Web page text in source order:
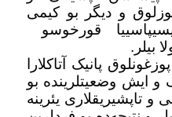
و دیگر بو کیمی
قورخوسو
بیلر .
پانیک آتاکلارا
و ایش وضعیتلرینده بو
و تاپشیریقلاری یئرینه